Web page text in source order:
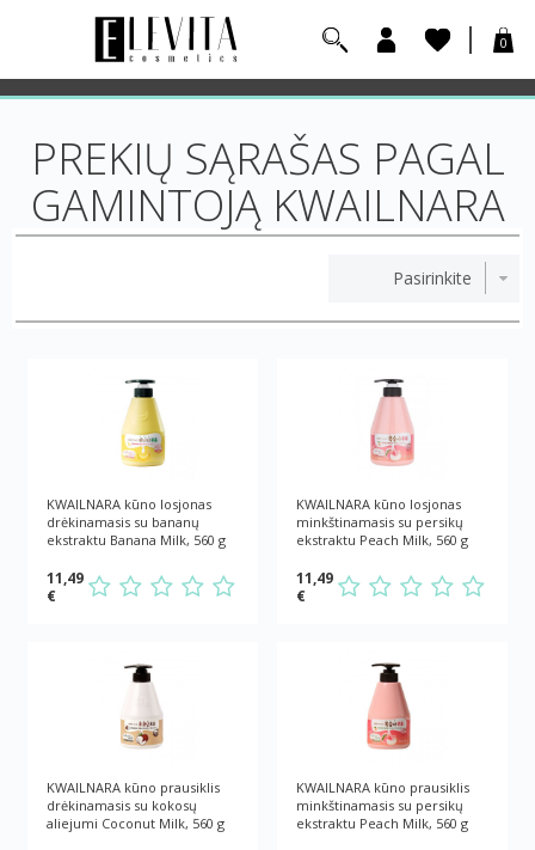
0
PREKIŲ SĄRAŠAS PAGAL
GAMINTOJĄ KWAILNARA
KWAILNARA kūno losjonas
drėkinamasis su bananų
ekstraktu Banana Milk, 560 g
11,49
€
KWAILNARA kūno losjonas
minkštinamasis su persikų
ekstraktu Peach Milk, 560 g
11,49
€
KWAILNARA kūno prausiklis
drėkinamasis su kokosų
aliejumi Coconut Milk, 560 g
KWAILNARA kūno prausiklis
minkštinamasis su persikų
ekstraktu Peach Milk, 560 g